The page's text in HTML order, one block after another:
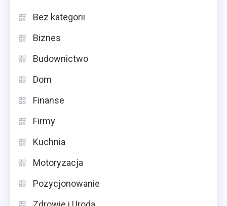
Bez kategorii
Biznes
Budownictwo
Dom
Finanse
Firmy
Kuchnia
Motoryzacja
Pozycjonowanie